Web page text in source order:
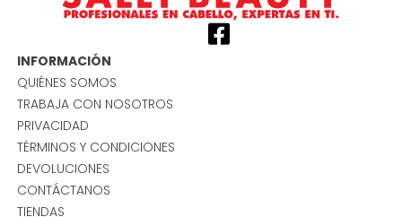
INFORMACIÓN
QUIÉNES SOMOS
TRABAJA CON NOSOTROS
PRIVACIDAD
TÉRMINOS Y CONDICIONES
DEVOLUCIONES
CONTÁCTANOS
TIENDAS